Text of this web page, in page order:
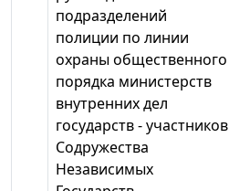
подразделений
полиции по линии
охраны общественного
порядка министерств
внутренних дел
государств - участников
Содружества
Независимых